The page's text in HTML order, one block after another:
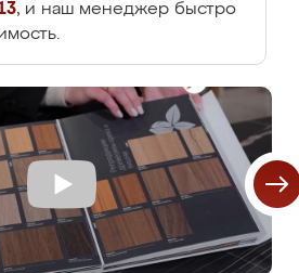
, и наш менеджер быстро